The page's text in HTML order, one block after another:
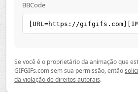
BBCode
Se você é o proprietário da animação que
GIFGIFs.com sem sua permissão, então
da violação de direitos autorais.